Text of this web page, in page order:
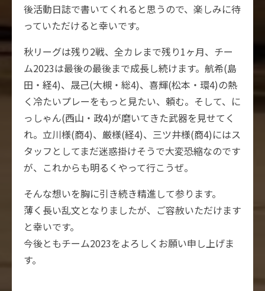
後活動日誌で書いてくれると思うので、楽しみに待
っていただけると幸いです。
秋リーグは残り2戦、全カレまで残り1ヶ月、チー
ム2023は最後の最後まで成長し続けます。航希(島
田・経4)、晟己(大槻・総4)、喜輝(松本・環4)の熱
く冷たいプレーをもっと見たい、頼む。そして、に
っしゃん(西山・政4)が磨いてきた武器を見せてく
れ。立川様(商4)、厳様(経4)、三ツ井様(商4)にはス
タッフとしてまだ迷惑掛けそうで大変恐縮なのです
が、これからも明るくやって行こうぜ。
そんな想いを胸に引き続き精進して参ります。
薄く長い乱文となりましたが、ご容赦いただけます
と幸いです。
今後ともチーム2023をよろしくお願い申し上げま
す。